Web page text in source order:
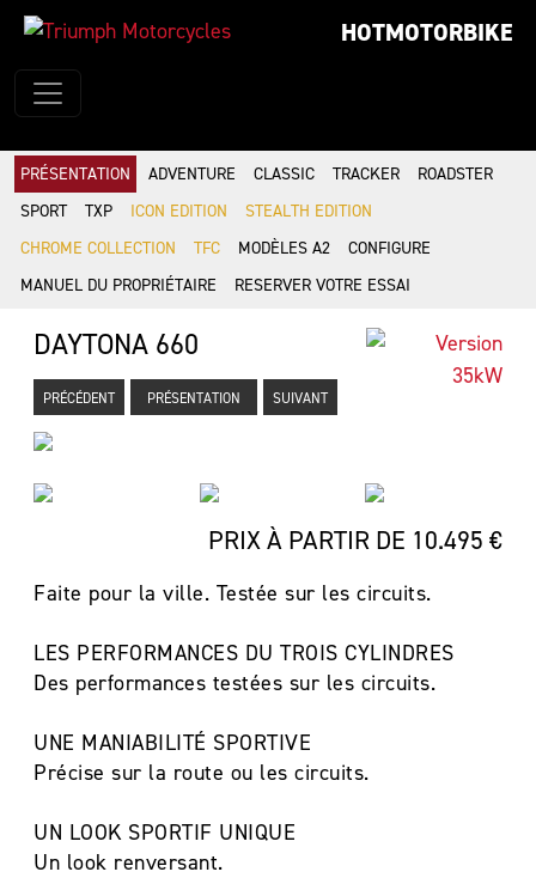
HOTMOTORBIKE
PRÉSENTATION ADVENTURE CLASSIC TRACKER
ROADSTER
SPORT
TXP ICON EDITION
STEALTH EDITION
CHROME COLLECTION
TFC MODÈLES A2
CONFIGURE
MANUEL DU PROPRIÉTAIRE
RESERVER VOTRE ESSAI
DAYTONA 660
PRÉCÉDENT PRÉSENTATION SUIVANT
PRIX À PARTIR DE 10.495 €
Faite pour la ville. Testée sur les circuits.
LES PERFORMANCES DU TROIS CYLINDRES
Des performances testées sur les circuits.
UNE MANIABILITÉ SPORTIVE
Précise sur la route ou les circuits.
UN LOOK SPORTIF UNIQUE
Un look renversant.